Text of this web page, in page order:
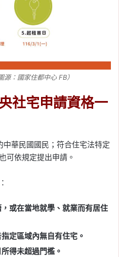
：國家住都中心 FB）
社宅申請資格一
華民國國民；符合住宅法特定
可依規定提出申請。
或在當地就學、就業而有居住
定區域內無自有住宅。
得未超過門檻。